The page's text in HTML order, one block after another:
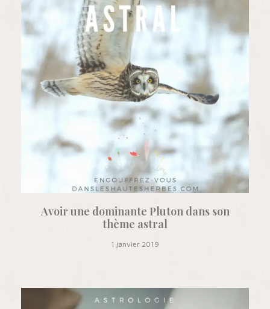
Avoir une dominante Pluton dans son
thème astral
1 janvier 2019